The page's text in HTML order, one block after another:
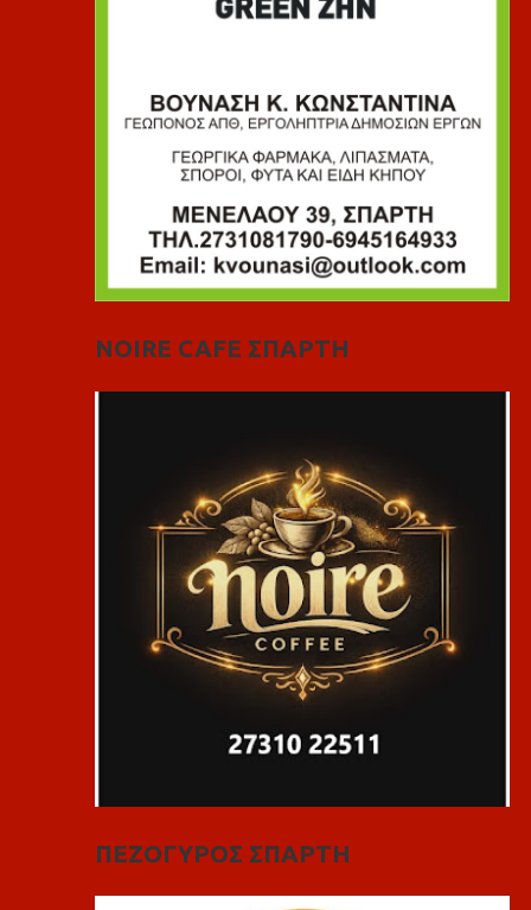
NOIRE CAFE ΣΠΑΡΤΗ
ΠΕΖΟΓΥΡΟΣ ΣΠΑΡΤΗ